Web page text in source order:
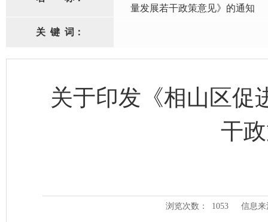
量发展若干政策意见》的通知
关 键 词：
关于印发《相山区促
干
浏览次数： 1053 信息